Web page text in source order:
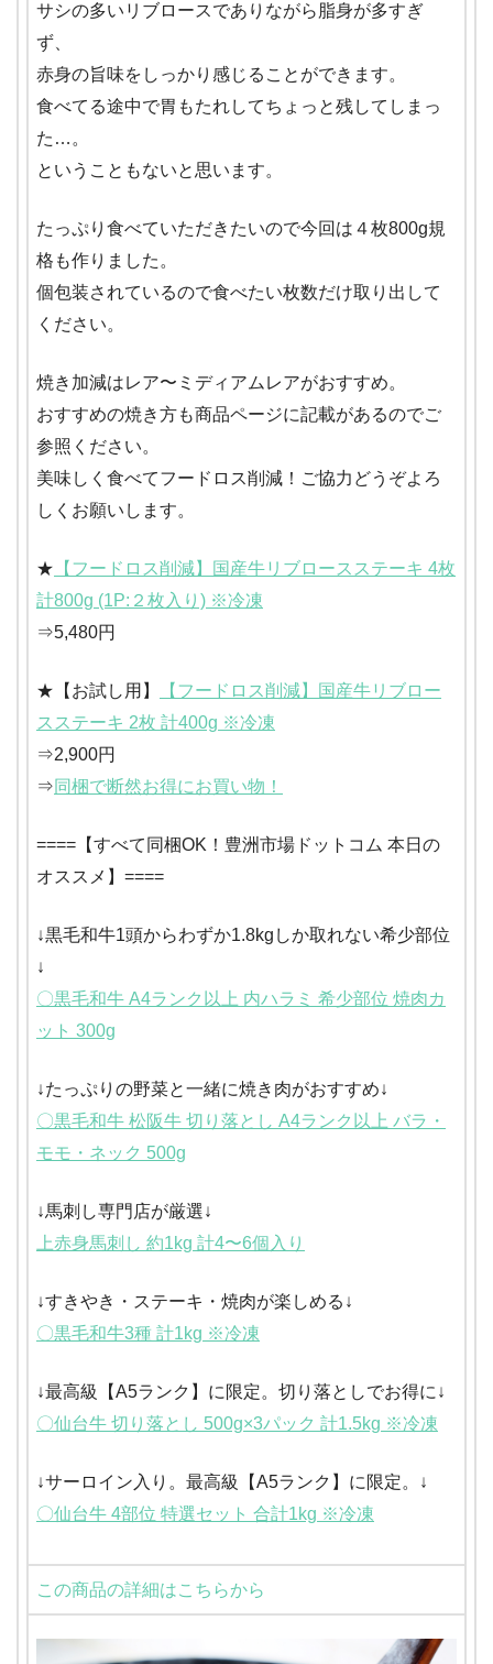
サシの多いリブロースでありながら脂身が多すぎ
ず、
赤身の旨味をしっかり感じることができます。
食べてる途中で胃もたれしてちょっと残してしまっ
た…。
ということもないと思います。
たっぷり食べていただきたいので今回は４枚800g規
格も作りました。
個包装されているので食べたい枚数だけ取り出して
ください。
焼き加減はレア〜ミディアムレアがおすすめ。
おすすめの焼き方も商品ページに記載があるのでご
参照ください。
美味しく食べてフードロス削減！ご協力どうぞよろ
しくお願いします。
★ 【フードロス削減】国産牛リブロースステーキ 4枚
計800g (1P:２枚入り) ※冷凍
⇒5,480円
★【お試し用】
【フードロス削減】国産牛リブロー
スステーキ 2枚 計400g ※冷凍
⇒2,900円
⇒同梱で断然お得にお買い物！
====【すべて同梱OK！豊洲市場ドットコム 本日の
オススメ】====
↓黒毛和牛1頭からわずか1.8kgしか取れない希少部位
↓
〇黒毛和牛 A4ランク以上 内ハラミ 希少部位 焼肉カ
ット 300g
↓たっぷりの野菜と一緒に焼き肉がおすすめ↓
〇黒毛和牛 松阪牛 切り落とし A4ランク以上 バラ・
モモ・ネック 500g
↓馬刺し専門店が厳選↓
上赤身馬刺し 約1kg 計4〜6個入り
↓すきやき・ステーキ・焼肉が楽しめる↓
〇黒毛和牛3種 計1kg ※冷凍
↓最高級【A5ランク】に限定。切り落としでお得に↓
〇仙台牛 切り落とし 500g×3パック 計1.5kg ※冷凍
↓サーロイン入り。最高級【A5ランク】に限定。↓
〇仙台牛 4部位 特選セット 合計1kg ※冷凍
この商品の詳細はこちらから